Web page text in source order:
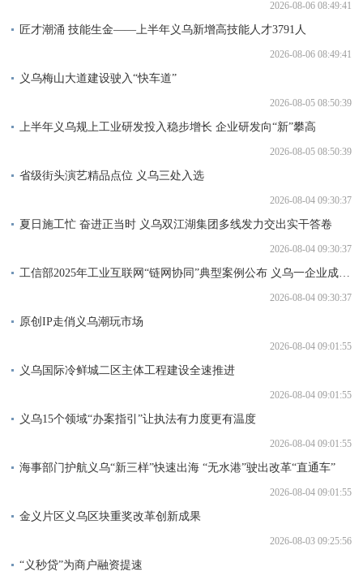
2026-08-06 08:49:41
匠才潮涌 技能生金——上半年义乌新增高技能人才3791人
2026-08-06 08:49:41
义乌梅山大道建设驶入“快车道”
2026-08-05 08:50:39
上半年义乌规上工业研发投入稳步增长 企业研发向“新”攀高
2026-08-05 08:50:39
省级街头演艺精品点位 义乌三处入选
2026-08-04 09:30:37
夏日施工忙 奋进正当时 义乌双江湖集团多线发力交出实干答卷
2026-08-04 09:30:37
工信部2025年工业互联网“链网协同”典型案例公布 义乌一企业成功入选
2026-08-04 09:30:37
原创IP走俏义乌潮玩市场
2026-08-04 09:01:55
义乌国际冷鲜城二区主体工程建设全速推进
2026-08-04 09:01:55
义乌15个领域“办案指引”让执法有力度更有温度
2026-08-04 09:01:55
海事部门护航义乌“新三样”快速出海 “无水港”驶出改革“直通车”
2026-08-04 09:01:55
金义片区义乌区块重奖改革创新成果
2026-08-03 09:25:56
“义秒贷”为商户融资提速